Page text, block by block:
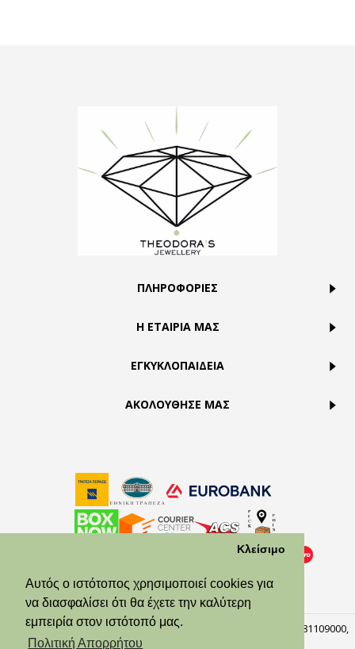
Αυτός ο ιστότοπος χρησιμοποιεί cookies για
να διασφαλίσει ότι θα έχετε την καλύτερη
εμπειρία στον ιστότοπό μας.
Πολιτική Απορρήτου
Κλείσιμο
ΠΛΗΡΟΦΟΡΙΕΣ
Η ΕΤΑΙΡΙΑ ΜΑΣ
ΕΓΚΥΚΛΟΠΑΙΔΕΙΑ
ΑΚΟΛΟΥΘΗΣΕ ΜΑΣ
© Theodora’s Jewelry 2026. All Rights Reserved. ΑΡ.ΓΕΜΗ:158381109000,
Πειραιάς, 18537.